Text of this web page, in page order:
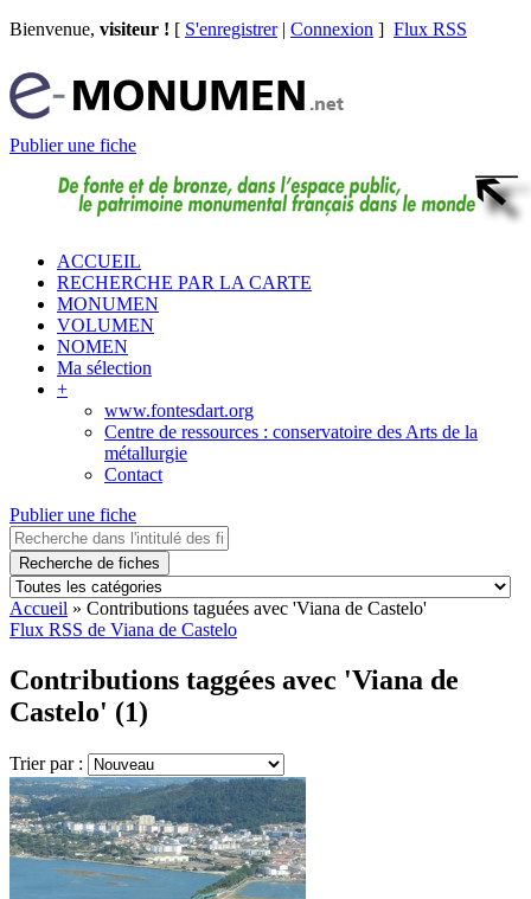
Bienvenue, visiteur ! [ S'enregistrer| Connexion ] Flux RSS
Publier une fiche
ACCUEIL
RECHERCHE PAR LA CARTE
MONUMEN
VOLUMEN
NOMEN
Ma sélection
+
www.fontesdart.org
Centre de ressources : conservatoire des Arts de la
métallurgie
Contact
Publier une fiche
Recherche de fiches
Accueil » Contributions taguées avec 'Viana de Castelo'
Flux RSS de Viana de Castelo
Contributions taggées avec 'Viana de
Castelo' (1)
Trier par :